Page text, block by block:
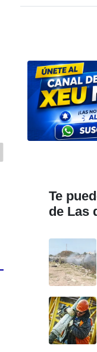
Te
de Las